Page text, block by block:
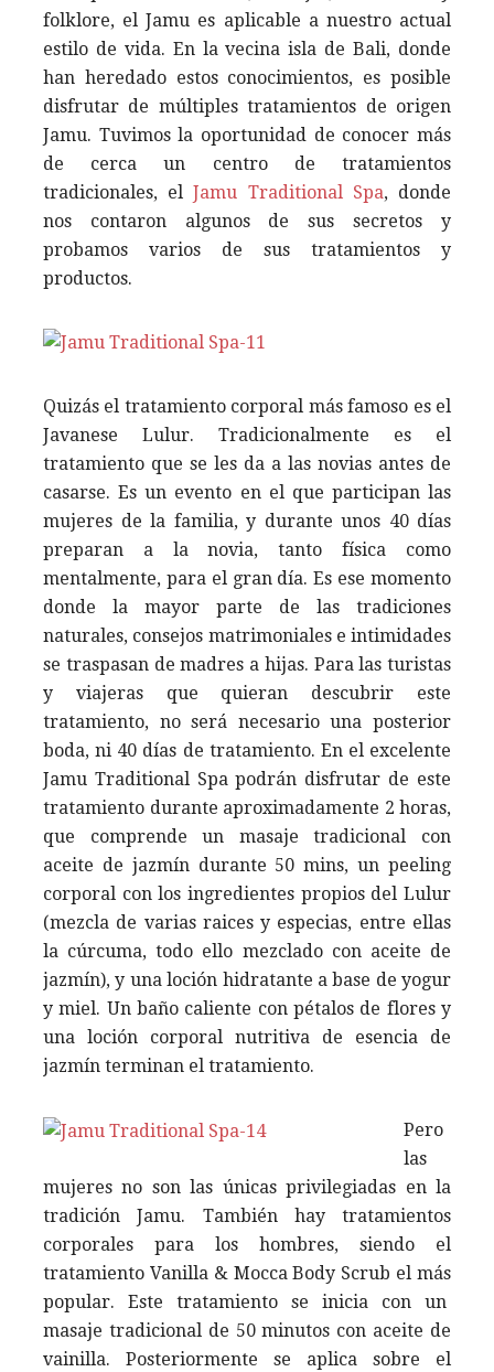
folklore, el Jamu es aplicable a nuestro actual
estilo de vida. En la vecina isla de Bali, donde
han heredado estos conocimientos, es posible
disfrutar de múltiples tratamientos de origen
Jamu. Tuvimos la oportunidad de conocer más
de cerca un centro de tratamientos
tradicionales, elJamu Traditional Spa, donde
nos contaron algunos de sus secretos y
probamos varios de sus tratamientos y
productos.
Quizás el tratamiento corporal más famoso es el
Javanese Lulur. Tradicionalmente es el
tratamiento que se les da a las novias antes de
casarse. Es un evento en el que participan las
mujeres de la familia, y durante unos 40 días
preparan a la novia, tanto física como
mentalmente, para el gran día. Es ese momento
donde la mayor parte de las tradiciones
naturales, consejos matrimoniales e intimidades
se traspasan de madres a hijas. Para las turistas
y viajeras que quieran descubrir este
tratamiento, no será necesario una posterior
boda, ni 40 días de tratamiento. En el excelente
Jamu Traditional Spa podrán disfrutar de este
tratamiento durante aproximadamente 2 horas,
que comprende un masaje tradicional con
aceite de jazmín durante 50 mins, un peeling
corporal con los ingredientes propios del Lulur
(mezcla de varias raices y especias, entre ellas
la cúrcuma, todo ello mezclado con aceite de
jazmín), y una loción hidratante a base de yogur
y miel. Un baño caliente con pétalos de flores y
una loción corporal nutritiva de esencia de
jazmín terminan el tratamiento.
Pero
las
mujeres no son las únicas privilegiadas en la
tradición Jamu. También hay tratamientos
corporales para los hombres, siendo el
tratamiento Vanilla & Mocca Body Scrub el más
popular. Este tratamiento se inicia con un
masaje tradicional de 50 minutos con aceite de
vainilla. Posteriormente se aplica sobre el